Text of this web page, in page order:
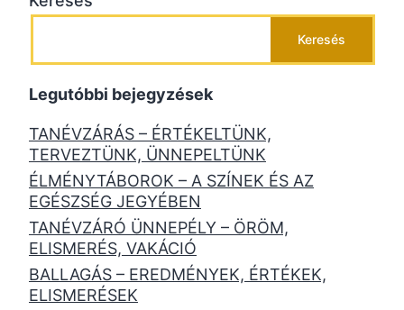
Keresés
Legutóbbi bejegyzések
TANÉVZÁRÁS – ÉRTÉKELTÜNK,
TERVEZTÜNK, ÜNNEPELTÜNK
ÉLMÉNYTÁBOROK – A SZÍNEK ÉS AZ
EGÉSZSÉG JEGYÉBEN
TANÉVZÁRÓ ÜNNEPÉLY – ÖRÖM,
ELISMERÉS, VAKÁCIÓ
BALLAGÁS – EREDMÉNYEK, ÉRTÉKEK,
ELISMERÉSEK